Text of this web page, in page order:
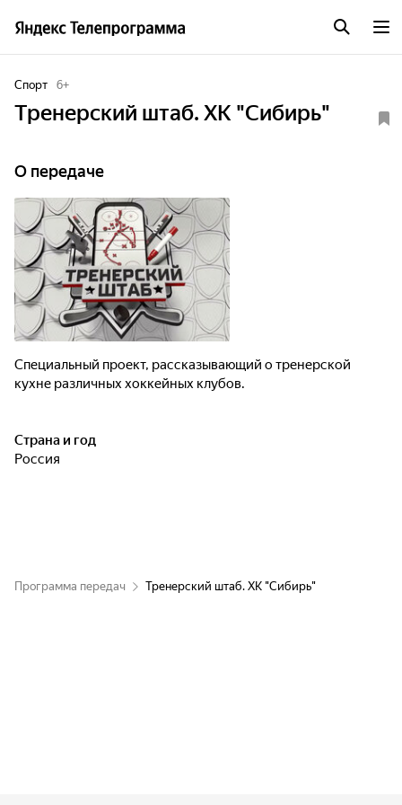
Спорт 6+
Тренерский штаб. ХК "Сибирь"
О передаче
Специальный проект, рассказывающий о тренерской
кухне различных хоккейных клубов.
Страна и год
Россия
Программа передач Тренерский штаб. ХК "Сибирь"